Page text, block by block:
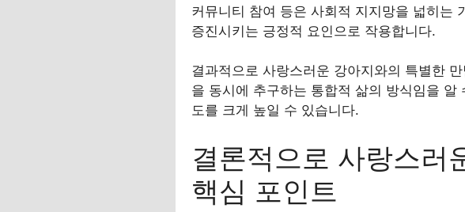
커뮤니티 참여 등은 사회적 지지망을 넓히는
증진시키는 긍정적 요인으로 작용합니다.
결과적으로 사랑스러운 강아지와의 특별한
을 동시에 추구하는 통합적 삶의 방식임을
도를 크게 높일 수 있습니다.
결론적으로 사랑스러
핵심 포인트